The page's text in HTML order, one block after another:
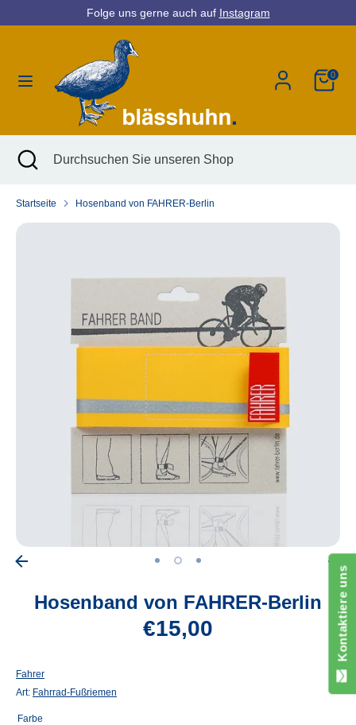
zum
Folge uns gerne auch auf Instagram
0
Währung
SuchenDurchsuchen
Sie
unseren
Shop
SuchenDurchsuchen
Shop
Suche
schließen
Startseite Hosenband von FAHRER-Berlin
Hosenband von FAHRER-Berlin
€15,00
Fahrer
Art: Fahrrad-Fußriemen
Farbe
Kontaktiere uns